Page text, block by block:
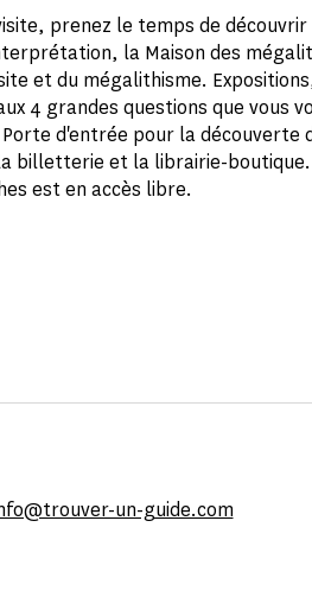
prenez le temps de découvrir
la Maison des
et du mégalithisme.
4 grandes questions que vous
d'entrée pour la découverte
billetterie et la librairie-boutique.
est en accès libre.
un-guide.com